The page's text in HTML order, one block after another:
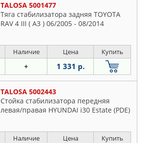
TALOSA 5001477
Тяга стабилизатора задняя TOYOTA
RAV 4 III ( A3 ) 06/2005 - 08/2014
Наличие Цена Купить
+ 1 331 р.
TALOSA 5002443
Стойка стабилизатора передняя
левая/правая HYUNDAI i30 Estate (PDE)
Наличие Цена Купить